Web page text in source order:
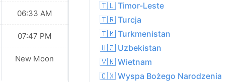
06:33 AM
07:47 PM
New Moon
07:46 PM
New Moon
🇹🇱 Timor-Leste
🇹🇷 Turcja
🇹🇲 Turkmenistan
🇺🇿 Uzbekistan
🇻🇳 Wietnam
🇨🇽 Wyspa Bożego Narodzenia